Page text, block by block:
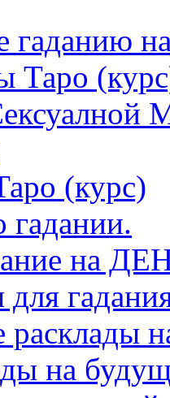
гаданию
Таро
(курс)
на
для
расклады
на